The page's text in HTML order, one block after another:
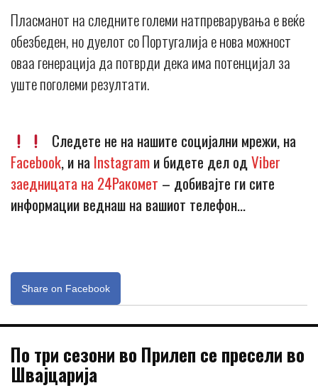
Пласманот на следните големи натпреварувања е веќе
обезбеден, но дуелот со Португалија е нова можност
оваа генерација да потврди дека има потенцијал за
уште поголеми резултати.
Следете не на нашите социјални мрежи, на
Facebook, и на Instagramи бидете дел одViber
заедницата на 24Ракомет – добивајте ги сите
информации веднаш на вашиот телефон…
Share on Facebook
По три сезони во Прилеп се пресели во
Швајцарија